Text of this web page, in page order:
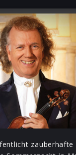
zauberhafte